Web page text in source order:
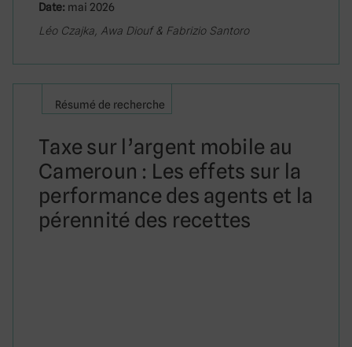
Date: mai 2026
Léo Czajka, Awa Diouf & Fabrizio Santoro
Résumé de recherche
Taxe sur l’argent mobile au
Cameroun : Les effets sur la
performance des agents et la
pérennité des recettes